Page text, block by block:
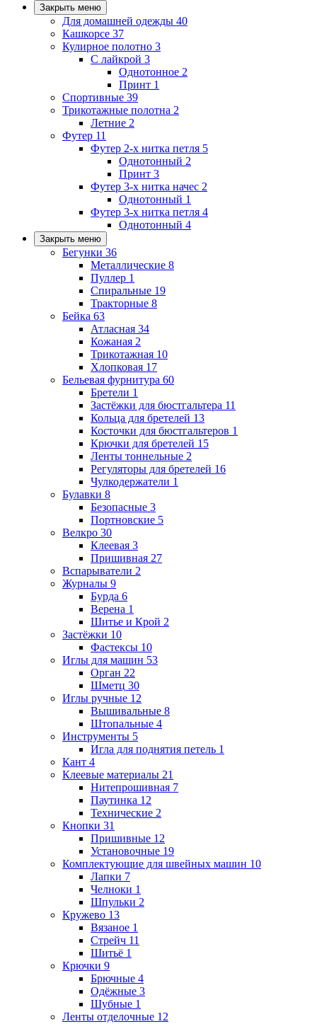
Закрыть меню
Для домашней одежды 40
Кашкорсе 37
Кулирное полотно 3
С лайкрой 3
Однотонное 2
Принт 1
Спортивные 39
Трикотажные полотна 2
Летние 2
Футер 11
Футер 2-х нитка петля 5
Однотонный 2
Принт 3
Футер 3-х нитка начес 2
Однотонный 1
Футер 3-х нитка петля 4
Однотонный 4
Закрыть меню
Бегунки 36
Металлические 8
Пуллер 1
Спиральные 19
Тракторные 8
Бейка 63
Атласная 34
Кожаная 2
Трикотажная 10
Хлопковая 17
Бельевая фурнитура 60
Бретели 1
Застёжки для бюстгальтера 11
Кольца для бретелей 13
Косточки для бюстгальтеров 1
Крючки для бретелей 15
Ленты тоннельные 2
Регуляторы для бретелей 16
Чулкодержатели 1
Булавки 8
Безопасные 3
Портновские 5
Велкро 30
Клеевая 3
Пришивная 27
Вспарыватели 2
Журналы 9
Бурда 6
Верена 1
Шитье и Крой 2
Застёжки 10
Фастексы 10
Иглы для машин 53
Орган 22
Шметц 30
Иглы ручные 12
Вышивальные 8
Штопальные 4
Инструменты 5
Игла для поднятия петель 1
Кант 4
Клеевые материалы 21
Нитепрошивная 7
Паутинка 12
Технические 2
Кнопки 31
Пришивные 12
Установочные 19
Комплектующие для швейных машин 10
Лапки 7
Челноки 1
Шпульки 2
Кружево 13
Вязаное 1
Стрейч 11
Шитьё 1
Крючки 9
Брючные 4
Одёжные 3
Шубные 1
Ленты отделочные 12